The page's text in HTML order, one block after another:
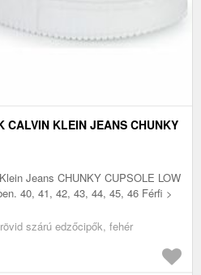
CALVIN KLEIN JEANS CHUNKY
Jeans CHUNKY CUPSOLE LOW
40, 41, 42, 43, 44, 45, 46 Férfi >
szárú edzőcipők, fehér